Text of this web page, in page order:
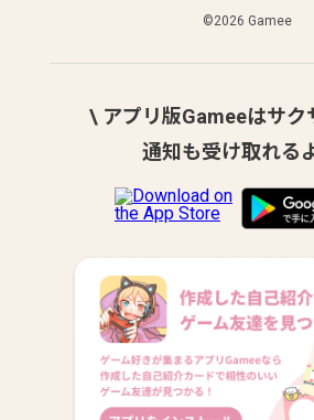
©︎2026 Gamee
\ アプリ版Gameeはサク
通知も受け取れる